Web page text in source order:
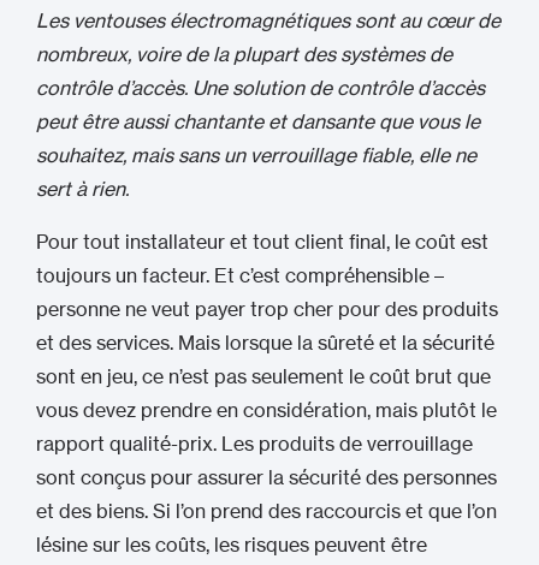
Les ventouses électromagnétiques sont au cœur de
nombreux, voire de la plupart des systèmes de
contrôle d’accès. Une solution de contrôle d’accès
peut être aussi chantante et dansante que vous le
souhaitez, mais sans un verrouillage fiable, elle ne
sert à rien.
Pour tout installateur et tout client final, le coût est
toujours un facteur. Et c’est compréhensible –
personne ne veut payer trop cher pour des produits
et des services. Mais lorsque la sûreté et la sécurité
sont en jeu, ce n’est pas seulement le coût brut que
vous devez prendre en considération, mais plutôt le
rapport qualité-prix. Les produits de verrouillage
sont conçus pour assurer la sécurité des personnes
et des biens. Si l’on prend des raccourcis et que l’on
lésine sur les coûts, les risques peuvent être